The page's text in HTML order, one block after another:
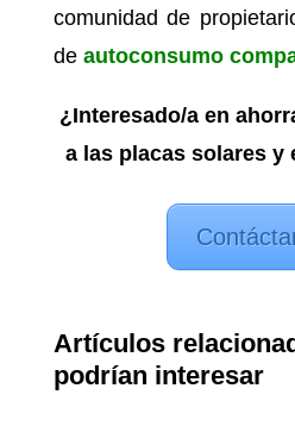
comunidad de
de autoconsumo
¿Interesado/a en
a las placas solares y
Artículos
podrían interesar